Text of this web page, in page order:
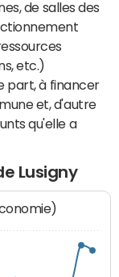
de salles des
etc.)
part, à financer
et, d'autre
qu'elle a
Lusigny